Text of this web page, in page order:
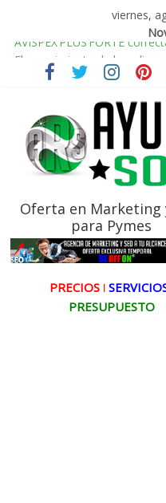
viernes,
AVISPEX PLUS FORTE
El renacimiento de la radio
de la música nostálgica
Radio Taxi Aljarafe y Redes
Conexión Digital
Radio Taxi Aljarafe tel
Movilidad en Aljarafe
Oferta en Marketing
para Pymes
PRECIOS ǀ
PRESUPUESTO